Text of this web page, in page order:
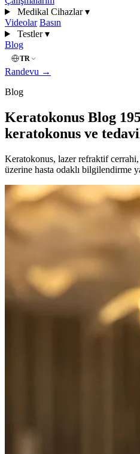
Medikal Cihazlar ▾
Videolar Basın
Testler ▾
Blog
TR
Randevu →
Blog
Keratokonus Blog
keratokonus ve
Keratokonus, lazer refraktif cerrahi,
üzerine hasta odaklı bilgilendirme